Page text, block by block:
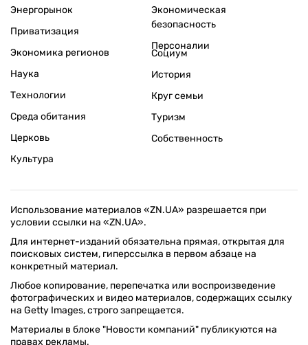
Энергорынок
Приватизация
Экономика регионов
Экономическая
безопасность
Персоналии
Наука
Технологии
Среда обитания
Церковь
Культура
Социум
История
Круг семьи
Туризм
Собственность
Использование материалов «ZN.UA» разрешается при
условии ссылки на «ZN.UA».
Для интернет-изданий обязательна прямая, открытая для
поисковых систем, гиперссылка в первом абзаце на
конкретный материал.
Любое копирование, перепечатка или воспроизведение
фотографических и видео материалов, содержащих ссылку
на Getty Images, строго запрещается.
Материалы в блоке "Новости компаний" публикуются на
правах рекламы.